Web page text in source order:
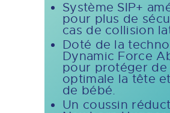
Système SIP+
pour plus de
cas de collision
Doté de la
Dynamic Force
pour protéger de
optimale la tête
de bébé.
Un coussin